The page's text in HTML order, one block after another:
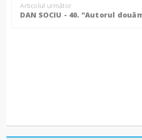
Articolul următor